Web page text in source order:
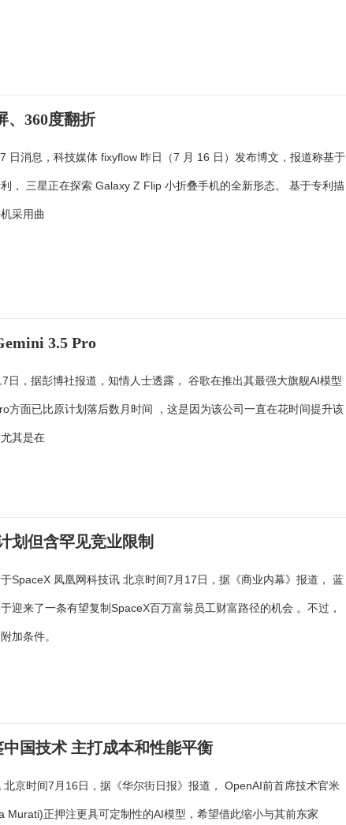
、360度翻折
日消息，科技媒体 fixyflow 昨日（7 月 16 日）发布博文，报道称基于
， 三星正在探索 Galaxy Z Flip 小折叠手机的全新形态。 基于专利描
采用曲
3.5 Pro
日，据彭博社报道，知情人士透露， 谷歌在推出其最强大旗舰AI模型
方面已比原计划落后数月时间 ，这是因为该公司一直在花时间提升该
其是在
划但含罕见竞业限制
SpaceX 凤凰网科技讯 北京时间7月17日，据《商业内幕》报道， 蓝
迎来了一条有望复制SpaceX百万富翁员工财富路径的机会 。不过，
加条件。
国技术 主打成本和性能平衡
北京时间7月16日，据《华尔街日报》报道， OpenAI前首席技术官米
Murati)正押注更具可定制性的AI模型，希望借此缩小与其前东家